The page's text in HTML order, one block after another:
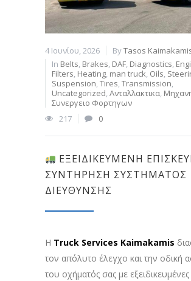
4 Ιουνίου, 2026 ByTasos
In Belts, Brakes, DAF, Diagnostics,
Filters, Heating, man truck, Oils,
Suspension,Tires,Transmission,
Uncategorized,Ανταλλακτικα,
Συνεργειο Φορτηγων
217
0
ΕΞΕΙΔΙΚΕΥΜΈΝΗ
ΣΥΝΤΉΡΗΣΗ ΣΥΣΤΉΜΑΤΟΣ
ΔΙΕΎΘΥΝΣΗΣ
Η Truck Services Kaimakamis
τον απόλυτο έλεγχο και την οδική
του οχήματός σας με εξειδικευμένες